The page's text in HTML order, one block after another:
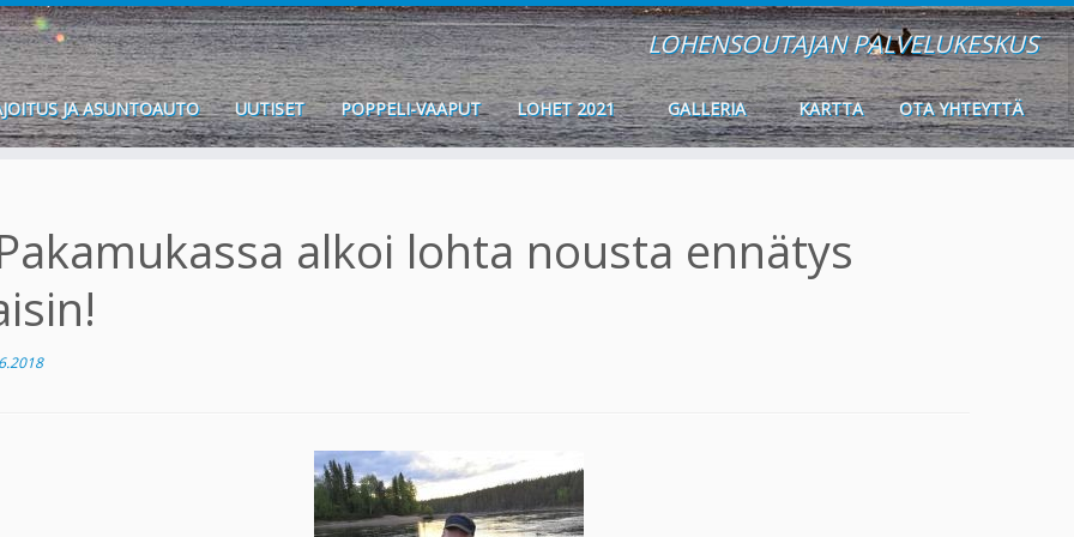
LOHENSOUTAJAN PALVELUKESKUS
JA ASUNTOAUTO UUTISET POPPELI-VAAPUT LOHET 2021 GALLERIA KARTTA OTA YHTEYTTÄ
alkoi lohta nousta ennätys